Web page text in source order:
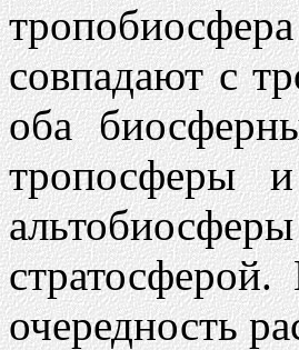
совпадают с
оба
тропосферы
очередность